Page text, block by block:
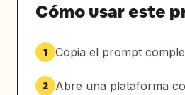
Cómo usar este
1 Copia el prompt
2
Abre una plataforma